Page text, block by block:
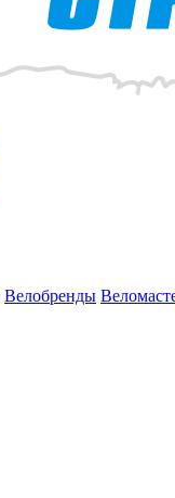
Велобренды